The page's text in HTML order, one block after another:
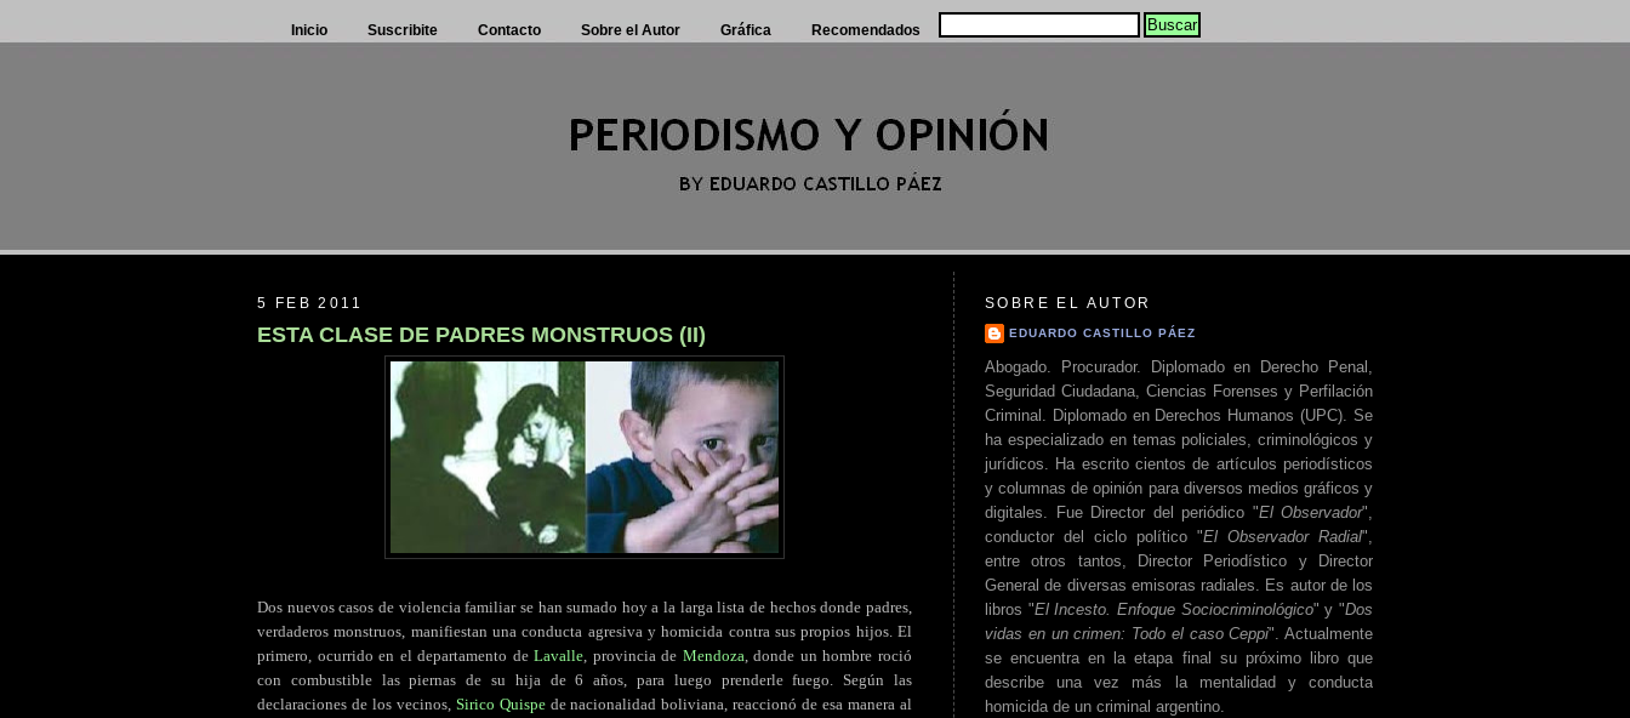
Inicio Suscribite Contacto Sobre el Autor Gráfica Recomendados
5 FEB 2011
ESTA CLASE DE PADRES MONSTRUOS (II)
Dos nuevos casos de violencia familiar se han sumado hoy a la larga lista de hechos donde padres,
verdaderos monstruos, manifiestan una conducta agresiva y homicida contra sus propios hijos. El
primero, ocurrido en el departamento deLavalle, provincia de Mendoza, donde un hombre roció
con combustible las piernas de su hija de 6 años, para luego prenderle fuego. Según las
declaraciones de los vecinos, Sirico Quispede nacionalidad boliviana, reaccionó de esa manera al
SOBRE EL AUTOR
EDUARDO CASTILLO PÁEZ
Abogado. Procurador. Diplomado en Derecho Penal,
Seguridad Ciudadana, Ciencias Forenses y Perfilación
Criminal. Diplomado en Derechos Humanos (UPC). Se
ha especializado en temas policiales, criminológicos y
jurídicos. Ha escrito cientos de artículos periodísticos
y columnas de opinión para diversos medios gráficos y
digitales. Fue Director del periódico "El Observador",
conductor del ciclo político "El Observador Radial",
entre otros tantos, Director Periodístico y Director
General de diversas emisoras radiales. Es autor de los
libros "El Incesto. Enfoque Sociocriminológico" y "Dos
vidas en un crimen: Todo el caso Ceppi". Actualmente
se encuentra en la etapa final su próximo libro que
describe una vez más la mentalidad y conducta
homicida de un criminal argentino.